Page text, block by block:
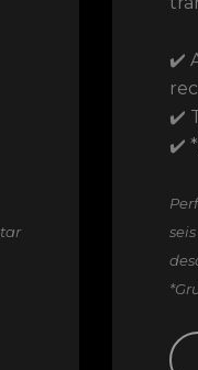
✔️
✔️
✔️ *